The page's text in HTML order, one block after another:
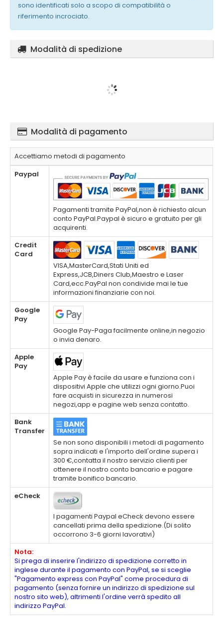
sono identificati solo a scopo di compatibilità o
riferimento incrociato.
Modalità di spedizione
Modalità di pagamento
Accettiamo metodi di pagamento
Paypal
Pagamenti tramite PayPal,non è richiesto alcun
conto PayPal.Paypal è sicuro e gratuito per gli
acquirenti.
Credit
Card
VISA,MasterCard,Stati Uniti ed
Express,JCB,Diners Club,Maestro e Laser
Card,ecc.PayPal non condivide mai le tue
informazioni finanziarie con noi.
Google
Pay
Google Pay-Paga facilmente online,in negozio
o invia denaro.
Apple
Pay
Apple Pay è facile da usare e funziona con i
dispositivi Apple che utilizzi ogni giorno.Puoi
fare acquisti in sicurezza in numerosi
negozi,app e pagine web senza contatto.
Bank
Transfer
Se non sono disponibili i metodi di pagamento
sopra indicati e l'importo dell'ordine supera i
300 €,contatta il nostro servizio clienti per
ottenere il nostro conto bancario e pagare
tramite bonifico bancario.
eCheck
I pagamenti Paypal eCheck devono essere
cancellati prima della spedizione.(Di solito
occorrono 3-6 giorni lavorativi)
Nota:
Si prega di inserire l'indirizzo di spedizione corretto in
inglese durante il pagamento con PayPal, se si sceglie
"Pagamento express con PayPal" come procedura di
pagamento (senza fornire un indirizzo di spedizione sul
nostro sito web), altrimenti l'ordine verrà spedito all
indirizzo PayPal.